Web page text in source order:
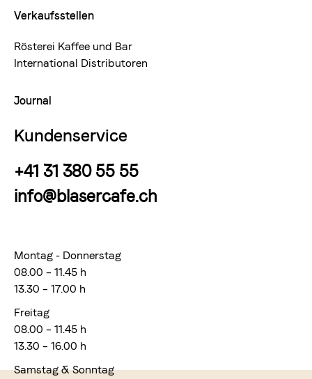
Verkaufsstellen
Rösterei Kaffee und Bar
International Distributoren
Journal
Kundenservice
+41 31 380 55 55
info@blasercafe.ch
Montag - Donnerstag
08.00 – 11.45 h
13.30 – 17.00 h
Freitag
08.00 – 11.45 h
13.30 – 16.00 h
Samstag & Sonntag